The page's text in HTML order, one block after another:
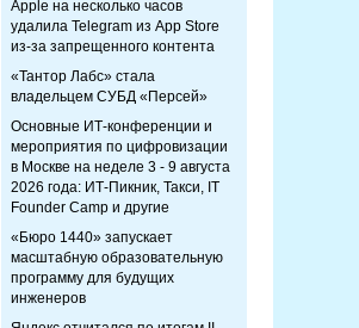
Apple на несколько часов
удалила Telegram из App Store
из-за запрещенного контента
«Тантор Лабс» стала
владельцем СУБД «Персей»
Основные ИТ-конференции и
мероприятия по цифровизации
в Москве на неделе 3 - 9 августа
2026 года: ИТ-Пикник, Такси, IT
Founder Camp и другие
«Бюро 1440» запускает
масштабную образовательную
программу для будущих
инженеров